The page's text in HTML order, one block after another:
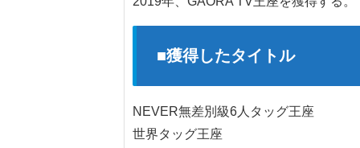
■獲得したタイトル
NEVER無差別級6人タッグ王座
世界タッグ王座